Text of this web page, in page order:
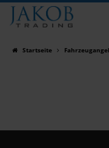
Zum
Hauptinhalt
Startseite